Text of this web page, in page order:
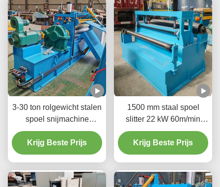
3-30 ton rolgewicht stalen
spoel snijmachine
snijmachine 3Ph 380V
20-200m/min
Krijg Beste Prijs
1500 mm staal spoel
slitter 22 kW 60m/min
gesneden in geschikte
maten en vormen
Krijg Beste Prijs